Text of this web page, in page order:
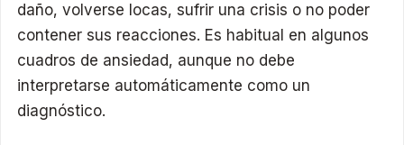
daño, volverse locas, sufrir una crisis o no poder
contener sus reacciones. Es habitual en algunos
cuadros de ansiedad, aunque no debe
interpretarse automáticamente como un
diagnóstico.